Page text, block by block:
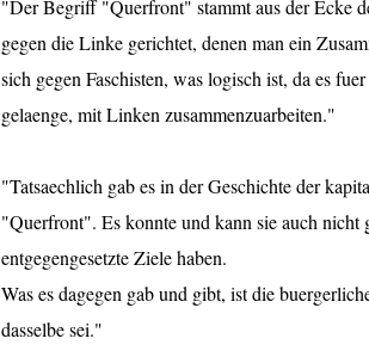
"Der Begriff "Querfront" stammt aus der Ecke
gegen die Linke gerichtet, denen man ein
sich gegen Faschisten, was logisch ist, da es
gelaenge, mit Linken zusammenzuarbeiten."
"Tatsaechlich gab es in der Geschichte der
"Querfront". Es konnte und kann sie auch
entgegengesetzte Ziele haben.
Was es dagegen gab und gibt, ist die
dasselbe sei."